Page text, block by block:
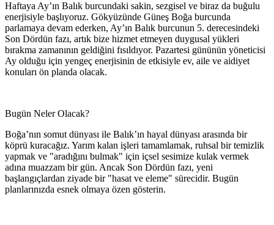
Haftaya Ay’ın Balık burcundaki sakin, sezgisel ve biraz da buğulu
enerjisiyle başlıyoruz. Gökyüzünde Güneş Boğa burcunda
parlamaya devam ederken, Ay’ın Balık burcunun 5. derecesindeki
Son Dördün fazı, artık bize hizmet etmeyen duygusal yükleri
bırakma zamanının geldiğini fısıldıyor. Pazartesi gününün yöneticisi
Ay olduğu için yengeç enerjisinin de etkisiyle ev, aile ve aidiyet
konuları ön planda olacak.
Bugün Neler Olacak?
Boğa’nın somut dünyası ile Balık’ın hayal dünyası arasında bir
köprü kuracağız. Yarım kalan işleri tamamlamak, ruhsal bir temizlik
yapmak ve "aradığını bulmak" için içsel sesimize kulak vermek
adına muazzam bir gün. Ancak Son Dördün fazı, yeni
başlangıçlardan ziyade bir "hasat ve eleme" sürecidir. Bugün
planlarınızda esnek olmaya özen gösterin.